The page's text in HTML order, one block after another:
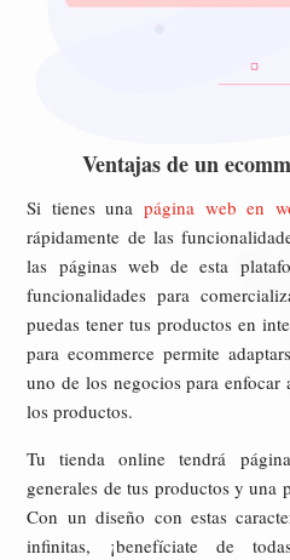
Ventajas de un
Si tienes una página web en
rápidamente de las
las páginas web de esta
funcionalidades para
puedas tener tus productos en
para ecommerce permite
uno de los negocios para
los productos.
Tu tienda online tendrá
generales de tus productos y una
Con un diseño con estas
infinitas, ¡benefíciate de